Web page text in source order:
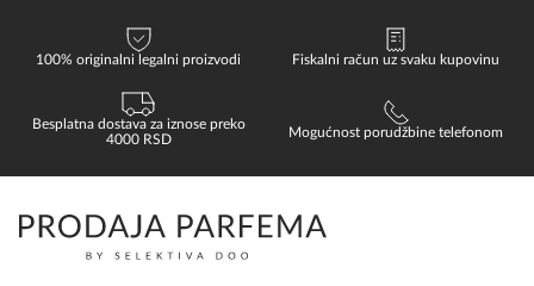
100% originalni legalni proizvodi Fiskalni račun uz svaku kupovinu
Besplatna dostava za iznose preko
4000 RSD
Mogućnost porudžbine telefonom